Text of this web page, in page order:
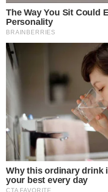
แล้วไม่มีใครทักมาจีบเลยเหรอ
โยเกิร์ต : ไม่ค่อยเลยค่ะ ไม่
จักใหม่ๆ ไหมก็มีนะ มีเพื่อนใ
อยากพัฒนารู้จักเขามากขึ้น
อยากมีครอบครัวนะ ไปไห
หรืออะไร เราก็ตอบว่ายังมัน
The Way You Sit Could
Personality
BRAINBERRIES
Why this ordinary drink
your best every day